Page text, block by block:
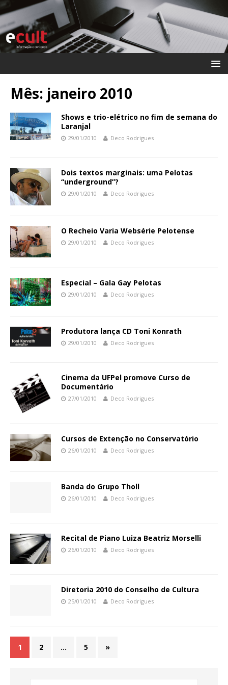
Mês: janeiro 2010
Shows e trio-elétrico no fim de semana do
Laranjal
29/01/2010 Deco Rodrigues
Dois textos marginais: uma Pelotas
“underground”?
29/01/2010 Deco Rodrigues
O Recheio Varia Websérie Pelotense
29/01/2010 Deco Rodrigues
Especial – Gala Gay Pelotas
29/01/2010 Deco Rodrigues
Produtora lança CD Toni Konrath
29/01/2010 Deco Rodrigues
Cinema da UFPel promove Curso de
Documentário
27/01/2010 Deco Rodrigues
Cursos de Extenção no Conservatório
26/01/2010 Deco Rodrigues
Banda do Grupo Tholl
26/01/2010 Deco Rodrigues
Recital de Piano Luiza Beatriz Morselli
26/01/2010 Deco Rodrigues
Diretoria 2010 do Conselho de Cultura
25/01/2010 Deco Rodrigues
1 2 … 5 »